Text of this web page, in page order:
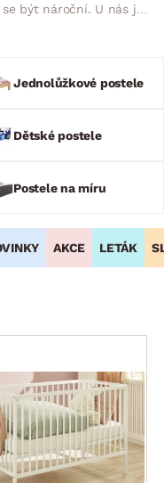
být nároční. U nás je
široký sortiment
Jednolůžkové postele
Dětské postele
Postele na míru
AKCE LETÁK